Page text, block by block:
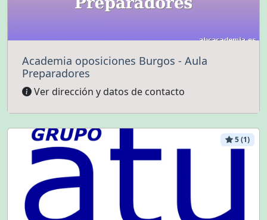
Academia oposiciones Burgos - Aula
Preparadores
Ver dirección y datos de contacto
5 (1)